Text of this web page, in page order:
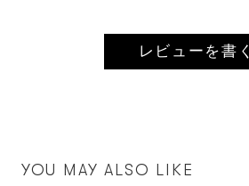
レビューを書く
YOU MAY ALSO LIKE